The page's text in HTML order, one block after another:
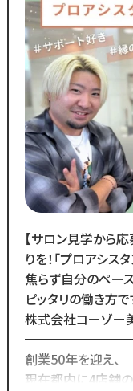
◆グループの実績
￣￣￣￣￣￣￣￣
・スタッフ月間平均
「30万円以上」☆
・月間来店人数
◆SNSで職場のリ
チェックできます
￣￣￣￣￣￣￣￣
／
Instagram・
当サロンの日常
＼
スタッフの技術紹
撮影イベント・研修
リアルな職場環境
応募前に一度ご覧
Instagram ▷「
Tiktok ▷「＠
【サロン見学から
りを！「プロアシ
焦らず自分のペー
ピッタリの働
株式会社コーゾー
創業50年を迎え、
現在都内に4店舗